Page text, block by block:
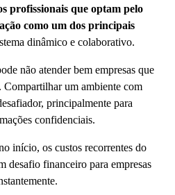
profissionais que optam pelo
como um dos principais
dinâmico e colaborativo.
não atender bem empresas que
. Compartilhar um ambiente com
principalmente para
confidenciais.
início, os custos recorrentes do
desafio financeiro para empresas